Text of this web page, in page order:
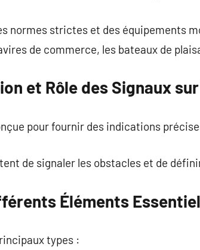
normes strictes et des équipements
de commerce, les bateaux de
et Rôle des Signaux
pour fournir des indications
de signaler les obstacles et de
Éléments
types :